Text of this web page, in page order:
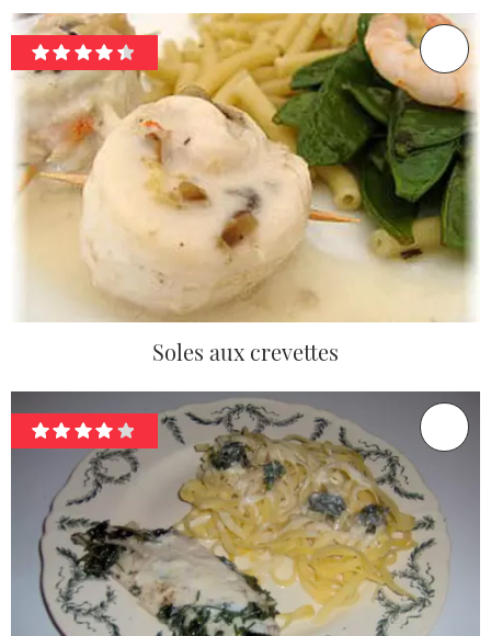
Soles aux crevettes